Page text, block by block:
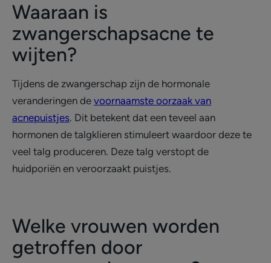
Waaraan is
zwangerschapsacne te
wijten?
Tijdens de zwangerschap zijn de hormonale
veranderingen de voornaamste oorzaak van
acnepuistjes. Dit betekent dat een teveel aan
hormonen de talgklieren stimuleert waardoor deze te
veel talg produceren. Deze talg verstopt de
huidporiën en veroorzaakt puistjes.
Welke vrouwen worden
getroffen door